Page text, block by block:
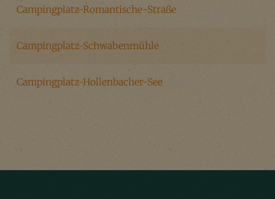
Campingplatz-Romantische-Straße
Campingplatz-Schwabenmühle
Campingplatz-Hollenbacher-See